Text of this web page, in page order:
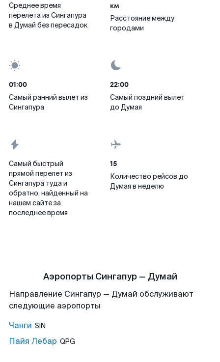
Среднее время
перелета из Сингапура
в Думай без пересадок
км
Расстояние между
городами
01:00
Самый ранний вылет из
Сингапура
22:00
Самый поздний вылет
до Думая
Самый быстрый
прямой перелет из
Сингапура туда и
обратно, найденный на
нашем сайте за
последнее время
15
Количество рейсов до
Думая в неделю
Аэропорты Сингапур — Думай
Направление Сингапур — Думай обслуживают
следующие аэропорты
Чанги SIN
Пайя Лебар QPG